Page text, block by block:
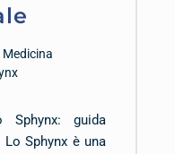
Medicina
Sphynx: guida
Sphynx è una